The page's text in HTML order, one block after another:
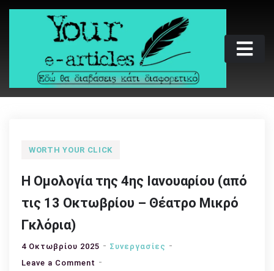
Skip
Your e-articles
Εδώ θα διαβάσεις κάτι διαφορετικό
WORTH YOUR CLICK
Η Ομολογία της 4ης Ιανουαρίου (από
τις 13 Οκτωβρίου – Θέατρο Μικρό
Γκλόρια)
4 Οκτωβρίου 2025
Συνεργασίες
Leave a Comment on